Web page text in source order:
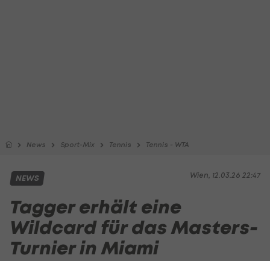
News Sport-Mix Tennis Tennis - WTA
Wien, 12.03.26 22:47
NEWS
Tagger erhält eine
Wildcard für das Masters-
Turnier in Miami